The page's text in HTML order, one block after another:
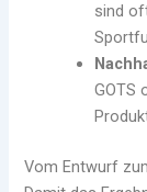
sind
GOTS
Vom Entwurf